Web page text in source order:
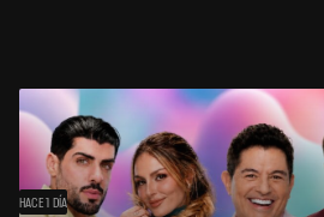
HACE 1 DÍA